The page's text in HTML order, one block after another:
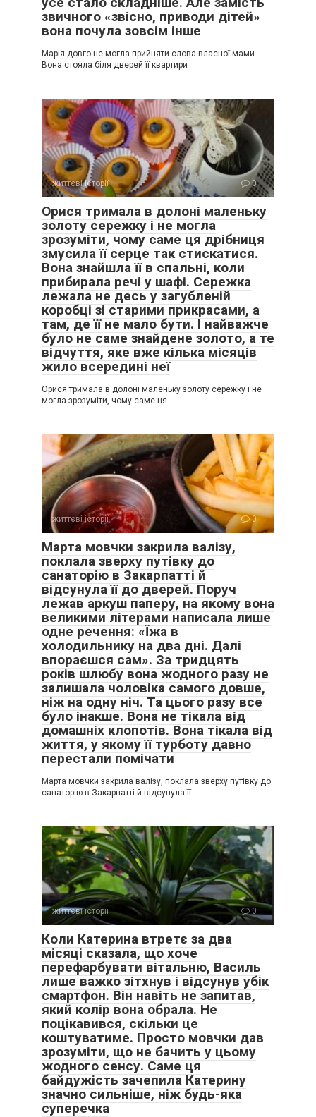
звичного «звісно, приводи дітей»
вона почула зовсім інше
Марія довго не могла прийняти слова власної мами.
Вона стояла біля дверей її квартири
життєві історії 0
Орися тримала в долоні маленьку
золоту сережку і не могла
зрозуміти, чому саме ця дрібниця
змусила її серце так стискатися.
Вона знайшла її в спальні, коли
прибирала речі у шафі. Сережка
лежала не десь у загубленій
коробці зі старими прикрасами, а
там, де її не мало бути. І найважче
було не саме знайдене золото, а те
відчуття, яке вже кілька місяців
жило всередині неї
Орися тримала в долоні маленьку золоту сережку і не
могла зрозуміти, чому саме ця
життєві історії 0
Марта мовчки закрила валізу,
поклала зверху путівку до
санаторію в Закарпатті й
відсунула її до дверей. Поруч
лежав аркуш паперу, на якому вона
великими літерами написала лише
одне речення: «Їжа в
холодильнику на два дні. Далі
впораєшся сам». За тридцять
років шлюбу вона жодного разу не
залишала чоловіка самого довше,
ніж на одну ніч. Та цього разу все
було інакше. Вона не тікала від
домашніх клопотів. Вона тікала від
життя, у якому її турботу давно
перестали помічати
Марта мовчки закрила валізу, поклала зверху путівку до
санаторію в Закарпатті й відсунула її
життєві історії 0
Коли Катерина втретє за два
місяці сказала, що хоче
перефарбувати вітальню, Василь
лише важко зітхнув і відсунув убік
смартфон. Він навіть не запитав,
який колір вона обрала. Не
поцікавився, скільки це
коштуватиме. Просто мовчки дав
зрозуміти, що не бачить у цьому
жодного сенсу. Саме ця
байдужість зачепила Катерину
значно сильніше, ніж будь-яка
суперечка